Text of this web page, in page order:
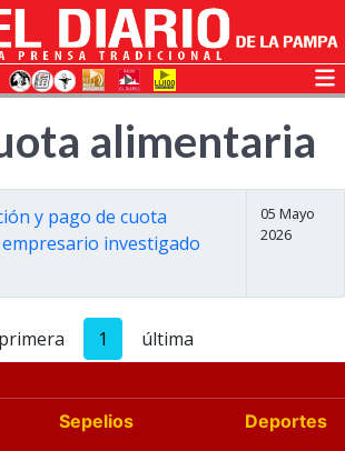
alimentaria
y pago de cuota
investigado
05 Mayo
2026
primera 1 última
Sepelios
Deportes